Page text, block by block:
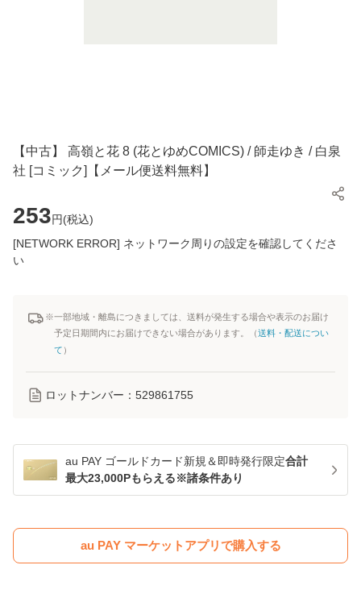
【中古】 高嶺と花 8 (花とゆめCOMICS) / 師走ゆき / 白泉
社 [コミック]【メール便送料無料】
253円(税込)
[NETWORK ERROR] ネットワーク周りの設定を確認してくださ
い
※一部地域・離島につきましては、送料が発生する場合や表示のお届け
予定日期間内にお届けできない場合があります。（送料・配送につい
て ）
ロットナンバー： 529861755
au PAY ゴールドカード新規＆即時発行限定合計
最大23,000Pもらえる※諸条件あり
au PAY マーケットアプリで購入する